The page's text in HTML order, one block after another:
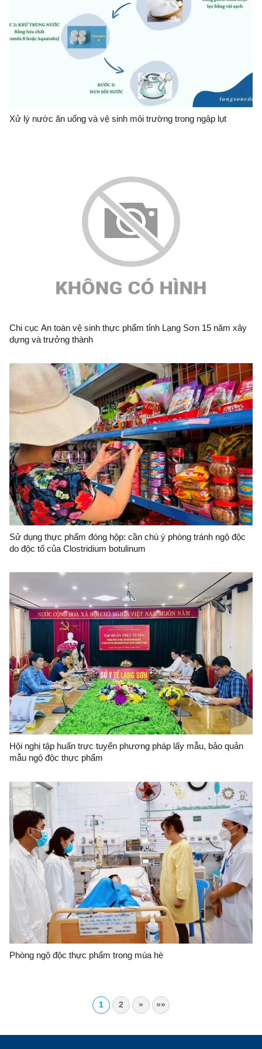
Xử lý nước ăn uống và vệ sinh môi trường trong ngập lụt
Chi cục An toàn vệ sinh thực phẩm tỉnh Lạng Sơn 15 năm xây
dựng và trưởng thành
Sử dụng thực phẩm đóng hộp: cần chú ý phòng tránh ngộ độc
do độc tố của Clostridium botulinum
Hội nghị tập huấn trực tuyến phương pháp lấy mẫu, bảo quản
mẫu ngộ độc thực phẩm
Phòng ngộ độc thực phẩm trong mùa hè
1 2 » »»